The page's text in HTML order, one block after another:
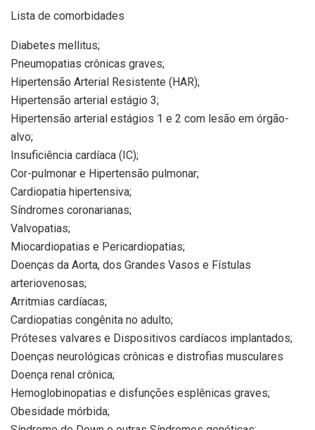
Lista de comorbidades
Diabetes mellitus;
Pneumopatias crônicas graves;
Hipertensão Arterial Resistente (HAR);
Hipertensão arterial estágio 3;
Hipertensão arterial estágios 1 e 2 com lesão em órgão-
alvo;
Insuficiência cardíaca (IC);
Cor-pulmonar e Hipertensão pulmonar;
Cardiopatia hipertensiva;
Síndromes coronarianas;
Valvopatias;
Miocardiopatias e Pericardiopatias;
Doenças da Aorta, dos Grandes Vasos e Fístulas
arteriovenosas;
Arritmias cardíacas;
Cardiopatias congênita no adulto;
Próteses valvares e Dispositivos cardíacos implantados;
Doenças neurológicas crônicas e distrofias musculares
Doença renal crônica;
Hemoglobinopatias e disfunções esplênicas graves;
Obesidade mórbida;